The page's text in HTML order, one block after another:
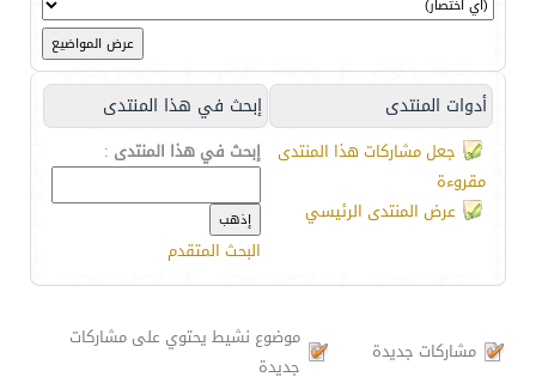
أدوات المنتدى إبحث في هذا المنتدى
جعل مشاركات هذا المنتدى
مقروءة
عرض المنتدى الرئيسي
إبحث في هذا المنتدى :
البحث المتقدم
مشاركات جديدة
موضوع نشيط يحتوي على مشاركات
جديدة